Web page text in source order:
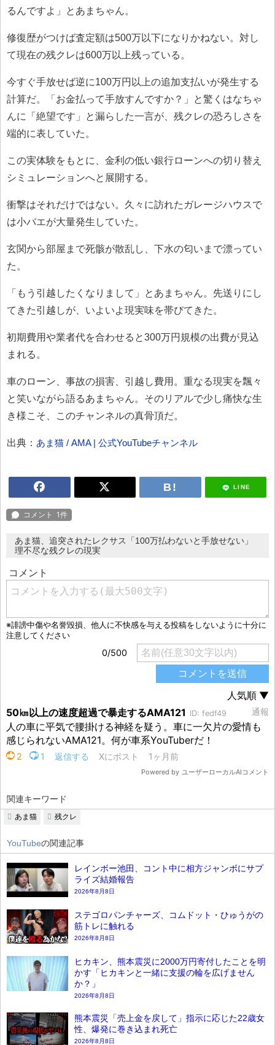
るんですよ」とあまちゃん。
修復歴がつけば査定額は500万以下になりかねない。対し
て現在の残クレは600万以上残っている。
今すぐ手放せば逆に100万円以上の追加支払いが発生する
計算だ。「お金払って手放すんですか？」と驚くはなちゃ
んに「絶望です」と漏らした一言が、残クレの恐ろしさを
端的に表していた。
この実体験をもとに、金利の低い銀行ローンへの切り替え
シミュレーションへと展開する。
衝撃はそれだけではない。久々に訪れたガレージハウスで
は小バエが大量発生していた。
玄関から部屋まで死骸が散乱し、下水の匂いまで漂ってい
た。
「もう引越したくなりまして」とあまちゃん。先送りにし
てきた引越しが、いよいよ現実味を帯びてきた。
初期費用や業者代を合わせると300万円規模の出費が見込
まれる。
車のローン、事故の損害、引越し費用。重なる現実を飄々
と笑いながら語るあまちゃん。そのリアルで少し痛快な生
き様こそ、このチャンネルの真骨頂だ。
出典： あま猫 / AMA | 公式YouTubeチャンネル
LINE
あま猫、追突されたレクサス「100万払わないと手放せない」
理不尽な残クレの現実
関連キーワード
あま猫 残クレ
YouTubeの関連記事
レインボー池田、コント中に相方ジャンボにサプ
ライズ結婚報告
2026年8月8日
ステゴロパンチャーズ、コムドット・ひゅうがの
筋トレに触れる
2026年8月8日
ヒカキン、熊本震災に2000万円寄付したことを明
かす「ヒカキンと一緒に支援の輪を広げません
か？」
2026年8月8日
熊本震災「売上金を戻して」指示に応じた22歳女
性、爆発に巻き込まれ死亡
2026年8月8日